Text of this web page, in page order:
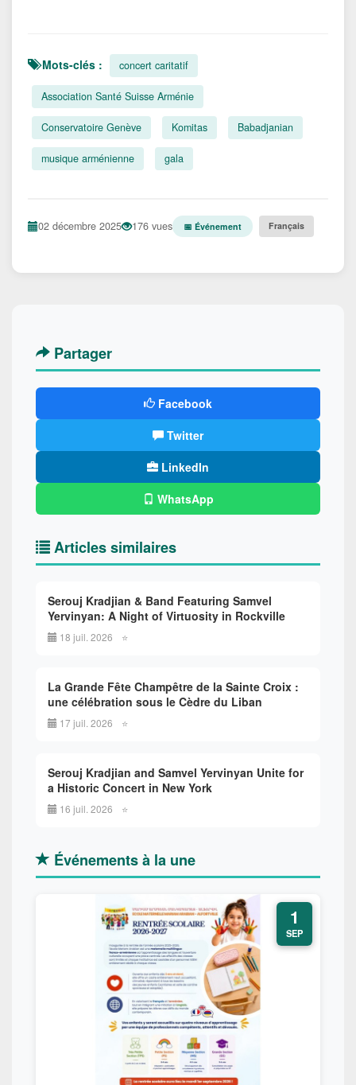
Mots-clés : concert caritatif
Association Santé Suisse Arménie
Conservatoire Genève Komitas Babadjanian
musique arménienne gala
02 décembre 2025 176 vues 📅 Événement Français
Partager
Facebook
Twitter
LinkedIn
WhatsApp
Articles similaires
Serouj Kradjian & Band Featuring Samvel
Yervinyan: A Night of Virtuosity in Rockville
18 juil. 2026 ⭐
La Grande Fête Champêtre de la Sainte Croix :
une célébration sous le Cèdre du Liban
17 juil. 2026 ⭐
Serouj Kradjian and Samvel Yervinyan Unite for
a Historic Concert in New York
16 juil. 2026 ⭐
Événements à la une
1
SEP